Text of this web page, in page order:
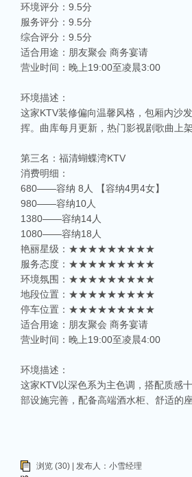
相关推荐
环境评分：9.5分
服务评分：9.5分
综合评分：9.5分
适合用途：朋友聚会 商务宴请
营业时间：晚上19:00至凌晨3:00
环境描述：
这家KTV装修偏向温馨风格，包厢内沙
挥。曲库每月更新，热门影视剧歌曲上架
第三名：福清蝴蝶湾KTV
消费明细：
680——容纳 8人 【容纳4男4女】
980——容纳10人
1380——容纳14人
1080——容纳18人
艳丽星级：★★★★★★★★★
服务态度：★★★★★★★★★
环境氛围：★★★★★★★★★
地段位置：★★★★★★★★★
停车位置：★★★★★★★★★
适合用途：朋友聚会 商务宴请
营业时间：晚上19:00至凌晨4:00
环境描述：
这家KTV以深色系为主色调，搭配质感
部设施完善，配备高端酒水柜、舒适的
浏览 (30) | 发布人：小雪经理